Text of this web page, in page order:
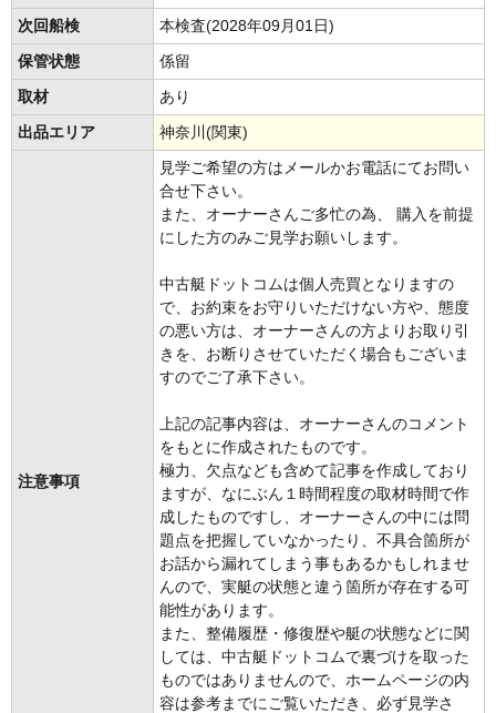
次回船検 本検査(2028年09月01日)
保管状態 係留
取材 あり
出品エリア 神奈川(関東)
注意事項
見学ご希望の方はメールかお電話にてお問い
合せ下さい。
また、オーナーさんご多忙の為、 購入を前提
にした方のみご見学お願いします。
中古艇ドットコムは個人売買となりますの
で、お約束をお守りいただけない方や、態度
の悪い方は、オーナーさんの方よりお取り引
きを、お断りさせていただく場合もございま
すのでご了承下さい。
上記の記事内容は、オーナーさんのコメント
をもとに作成されたものです。
極力、欠点なども含めて記事を作成しており
ますが、なにぶん１時間程度の取材時間で作
成したものですし、オーナーさんの中には問
題点を把握していなかったり、不具合箇所が
お話から漏れてしまう事もあるかもしれませ
んので、実艇の状態と違う箇所が存在する可
能性があります。
また、整備履歴・修復歴や艇の状態などに関
しては、中古艇ドットコムで裏づけを取った
ものではありませんので、ホームページの内
容は参考までにご覧いただき、必ず見学さ